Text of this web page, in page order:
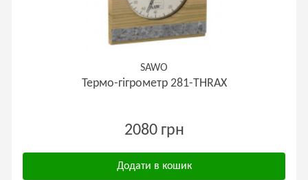
SAWO
Термо-гігрометр 281-THRAX
2080 грн
Додати в кошик